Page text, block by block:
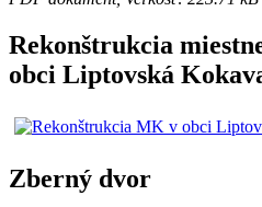
Rekonštrukcia
obci Liptovská
Zberný dvor